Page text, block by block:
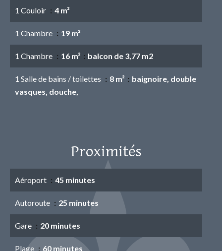
1 Couloir 4 m²
1 Chambre 19 m²
1 Chambre 16 m² balcon de 3,77 m2
1 Salle de bains / toilettes 8 m²
baignoire, double
vasques, douche,
Proximités
Aéroport 45 minutes
Autoroute 25 minutes
Gare 20 minutes
Plage 60 minutes